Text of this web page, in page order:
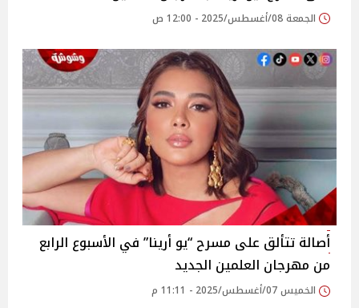
الجمعة 08/أغسطس/2025 - 12:00 ص
أصالة تتألق على مسرح “يو أرينا” في الأسبوع الرابع
من مهرجان العلمين الجديد‎
الخميس 07/أغسطس/2025 - 11:11 م